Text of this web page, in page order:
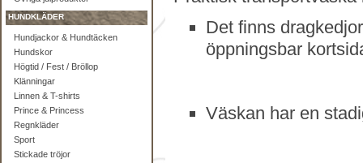
HUNDKLÄDER
Hundjackor & Hundtäcken
Hundskor
Högtid / Fest / Bröllop
Klänningar
Linnen & T-shirts
Prince & Princess
Regnkläder
Sport
Stickade tröjor
Det finns
öppningsbar
Väskan har en